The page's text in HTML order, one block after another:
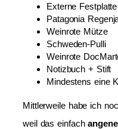
Externe Festplatte
Patagonia
Weinrote Mütze
Schweden-Pulli
Weinrote
Notizbuch + Stift
Mindestens eine
Mittlerweile habe ich
weil das einfach